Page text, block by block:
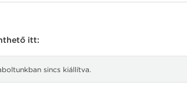
itt:
sincs kiállítva.